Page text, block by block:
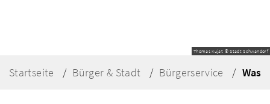
Thomas Kujat © Stadt Schwandorf
Startseite Bürger & Stadt Bürgerservice Was